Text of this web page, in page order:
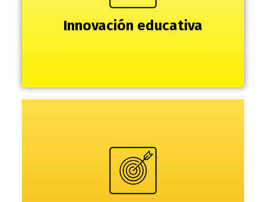
Innovación educativa